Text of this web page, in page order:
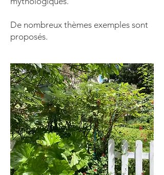
De nombreux thèmes exemples sont
proposés.​